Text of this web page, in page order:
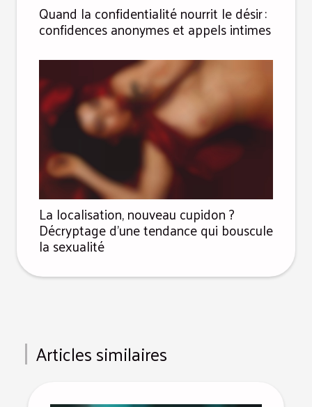
Quand la confidentialité nourrit le désir :
confidences anonymes et appels intimes
La localisation, nouveau cupidon ?
Décryptage d’une tendance qui bouscule
la sexualité
Articles similaires